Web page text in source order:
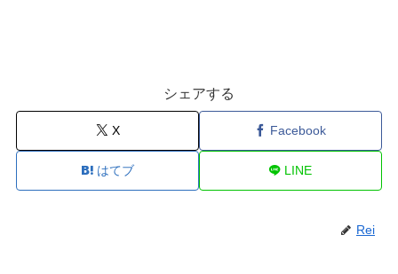
シェアする
X Facebook
はてブ LINE
Rei